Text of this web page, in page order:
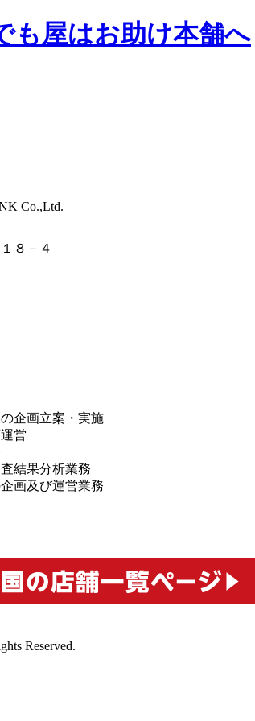
も屋はお助け本舗へ
Co.,Ltd.
８－４
企画立案・実施
営
結果分析業務
画及び運営業務
Reserved.